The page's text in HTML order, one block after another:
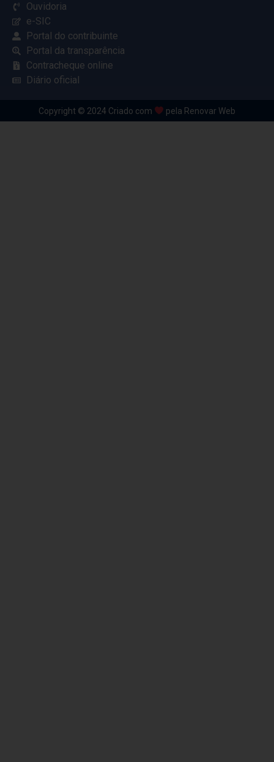
Ouvidoria
e-SIC
Portal do contribuinte
Portal da transparência
Contracheque online
Diário oficial
Copyright © 2024 Criado com pela Renovar Web